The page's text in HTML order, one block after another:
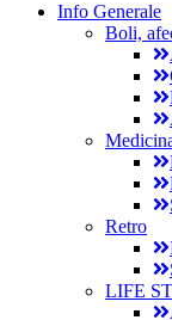
Info Generale
Boli,
Retro
LIFE